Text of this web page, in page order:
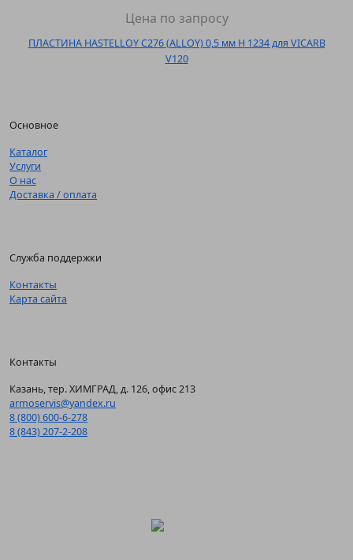
Цена по запросу
ПЛАСТИНА HASTELLOY C276 (ALLOY) 0,5 мм H 1234 для VICARB
V120
Основное
Каталог
Услуги
О нас
Доставка / оплата
Служба поддержки
Контакты
Карта сайта
Контакты
Казань, тер. ХИМГРАД, д. 126, офис 213
armoservis@yandex.ru
8 (800) 600-6-278
8 (843) 207-2-208